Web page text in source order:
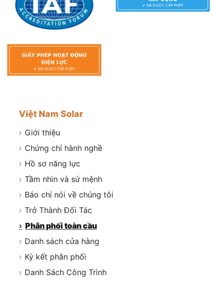
Việt Nam Solar
› Giới thiệu
› Chứng chỉ hành nghề
› Hồ sơ năng lực
› Tầm nhìn và sứ mệnh
› Báo chí nói về chúng tôi
› Trở Thành Đối Tác
› Phân phối toàn cầu
› Danh sách cửa hàng
› Ký kết phân phối
› Danh Sách Công Trình